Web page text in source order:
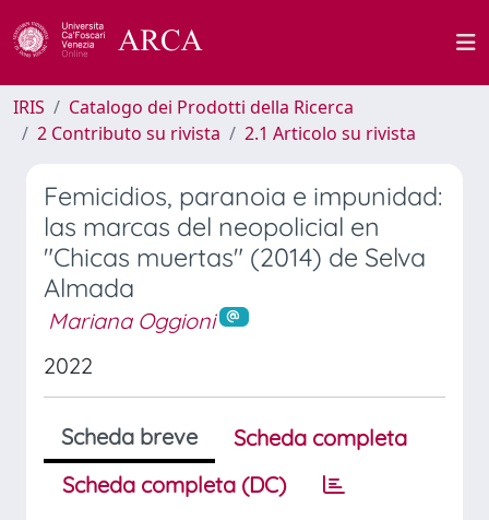
IRIS
Catalogo dei Prodotti della Ricerca
2 Contributo su rivista
2.1 Articolo su rivista
Femicidios, paranoia e impunidad:
las marcas del neopolicial en
"Chicas muertas" (2014) de Selva
Almada
Mariana Oggioni
2022
Scheda breve
Scheda completa
Scheda completa (DC)